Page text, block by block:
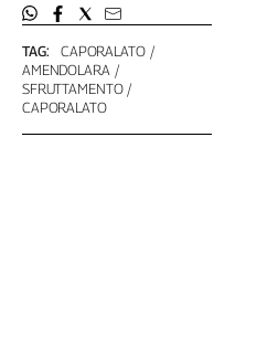
TAG:
CAPORALATO
AMENDOLARA
SFRUTTAMENTO
CAPORALATO